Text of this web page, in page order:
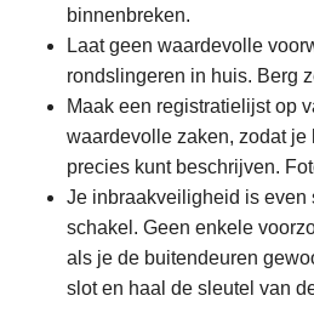
binnenbreken.
Laat geen waardevolle
rondslingeren in huis. Berg
Maak een registratielijst op
waardevolle zaken, zodat je
precies kunt beschrijven.
Je inbraakveiligheid is even
schakel. Geen enkele
als je de buitendeuren
slot en haal de sleutel van